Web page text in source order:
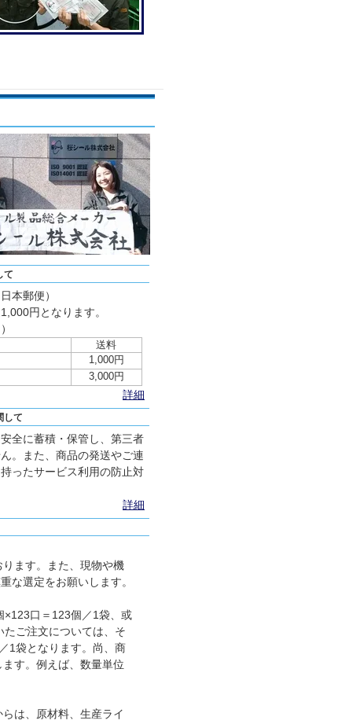
て
本郵便）
円となります。
送料
1,000円
3,000円
詳細
して
全に蓄積・保管し、第三者
。また、商品の発送やご連
ったサービス利用の防止対
詳細
ます。また、現物や機
な選定をお願いします。
×123口＝123個／1袋、或
ご注文については、そ
1袋となります。尚、商
す。例えば、数量単位
は、原材料、生産ライ